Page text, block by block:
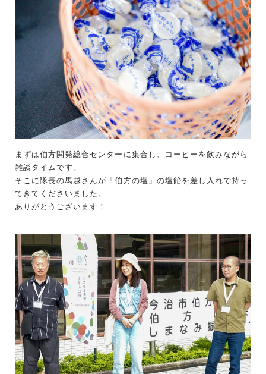
まずは伯方開発総合センターに集合し、コーヒーを飲みながら
雑談タイムです。
そこに隊長の馬越さんが「伯方の塩」の塩飴を差し入れで持っ
てきてくださいました。
ありがとうございます！